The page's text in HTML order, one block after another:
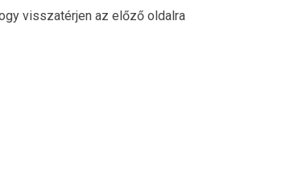
visszatérjen az előző oldalra